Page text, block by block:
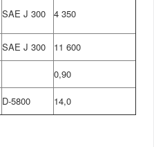
SAE J 300 4 350
SAE J 300
11 600
0,90
D-5800 14,0